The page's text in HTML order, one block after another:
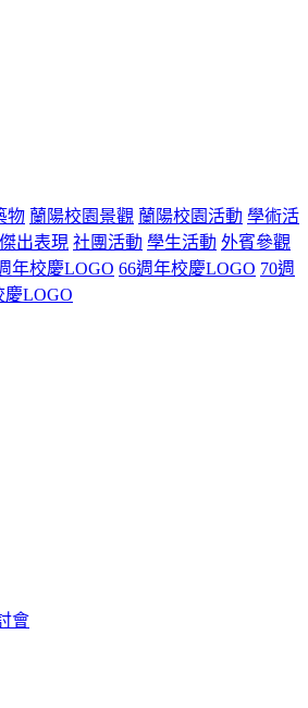
物 蘭陽校園景觀 蘭陽校園活動 學術活
傑出表現 社團活動 學生活動 外賓參觀
年校慶LOGO 66週年校慶LOGO 70週
慶LOGO
會